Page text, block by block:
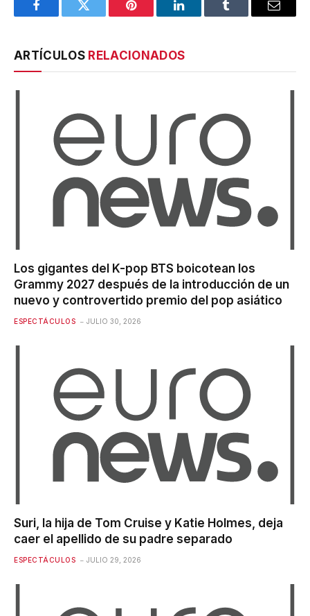
FacebookTwitter Pinterest LinkedInTumblr Email
ARTÍCULOS RELACIONADOS
Los gigantes del K-pop BTS boicotean los
Grammy 2027 después de la introducción de un
nuevo y controvertido premio del pop asiático
ESPECTÁCULOS JULIO 30, 2026
Suri, la hija de Tom Cruise y Katie Holmes, deja
caer el apellido de su padre separado
ESPECTÁCULOS JULIO 29, 2026